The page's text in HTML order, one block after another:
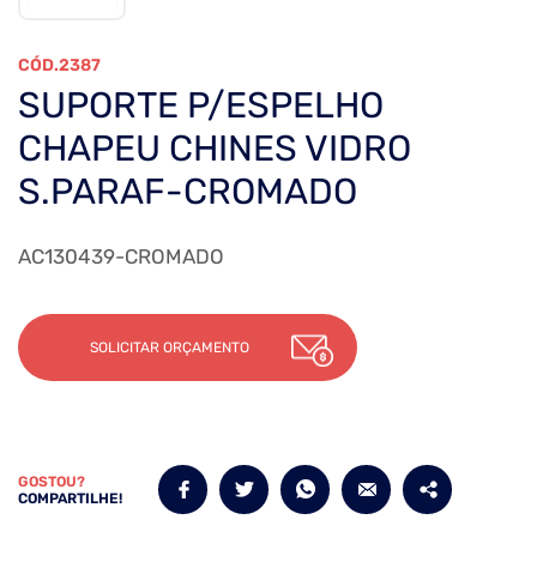
2387
SUPORTE P/ESPELHO
CHAPEU CHINES VIDRO
S.PARAF-CROMADO
AC130439-CROMADO
SOLICITAR ORÇAMENTO
GOSTOU?
COMPARTILHE!